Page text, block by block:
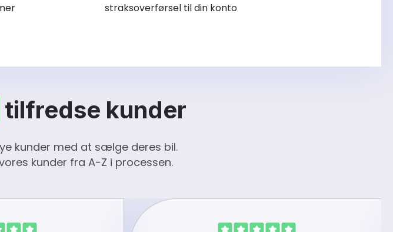
straksoverførsel til din konto
tilfredse kunder
kunder med at sælge deres bil.
kunder fra A-Z i processen.